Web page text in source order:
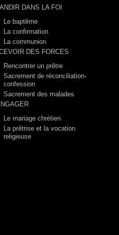
DANS LA FOI
Le baptême
La confirmation
La communion
DES FORCES
Rencontrer un prêtre
Sacrement de réconciliation-
confession
Sacrement des malades
Le mariage chrétien
La prêtrise et la vocation
religieuse